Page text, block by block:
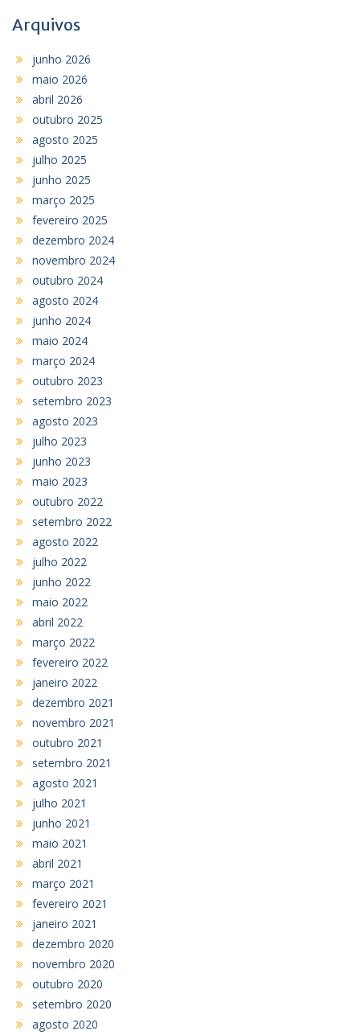
Arquivos
junho 2026
maio 2026
abril 2026
outubro 2025
agosto 2025
julho 2025
junho 2025
março 2025
fevereiro 2025
dezembro 2024
novembro 2024
outubro 2024
agosto 2024
junho 2024
maio 2024
março 2024
outubro 2023
setembro 2023
agosto 2023
julho 2023
junho 2023
maio 2023
outubro 2022
setembro 2022
agosto 2022
julho 2022
junho 2022
maio 2022
abril 2022
março 2022
fevereiro 2022
janeiro 2022
dezembro 2021
novembro 2021
outubro 2021
setembro 2021
agosto 2021
julho 2021
junho 2021
maio 2021
abril 2021
março 2021
fevereiro 2021
janeiro 2021
dezembro 2020
novembro 2020
outubro 2020
setembro 2020
agosto 2020